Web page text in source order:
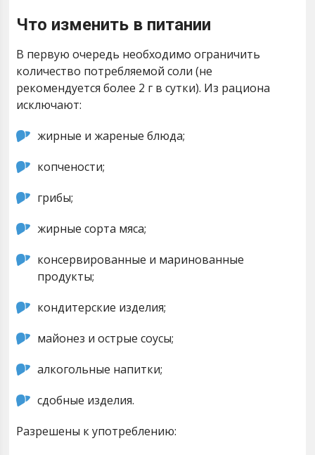
Что изменить в питании
В первую очередь необходимо ограничить
количество потребляемой соли (не
рекомендуется более 2 г в сутки). Из рациона
исключают:
жирные и жареные блюда;
копчености;
грибы;
жирные сорта мяса;
консервированные и маринованные
продукты;
кондитерские изделия;
майонез и острые соусы;
алкогольные напитки;
сдобные изделия.
Разрешены к употреблению: